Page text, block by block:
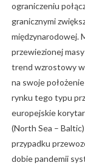
ograniczeniu
granicznymi
międzynarodowej.
przewiezionej
trend wzrostowy w
na swoje
rynku tego typu
europejskie
(North Sea –
przypadku
dobie pandemii